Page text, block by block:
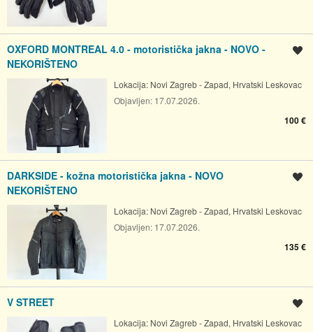
OXFORD MONTREAL 4.0 - motoristička jakna - NOVO -
NEKORIŠTENO
Lokacija: Novi Zagreb - Zapad, Hrvatski Leskovac
Objavljen: 17.07.2026.
100 €
DARKSIDE - kožna motoristička jakna - NOVO
NEKORIŠTENO
Lokacija: Novi Zagreb - Zapad, Hrvatski Leskovac
Objavljen: 17.07.2026.
135 €
V STREET
Lokacija: Novi Zagreb - Zapad, Hrvatski Leskovac